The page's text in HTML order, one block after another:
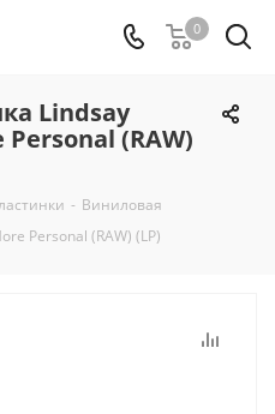
0
Lindsay
(RAW)
- Виниловая
Personal (RAW) (LP)